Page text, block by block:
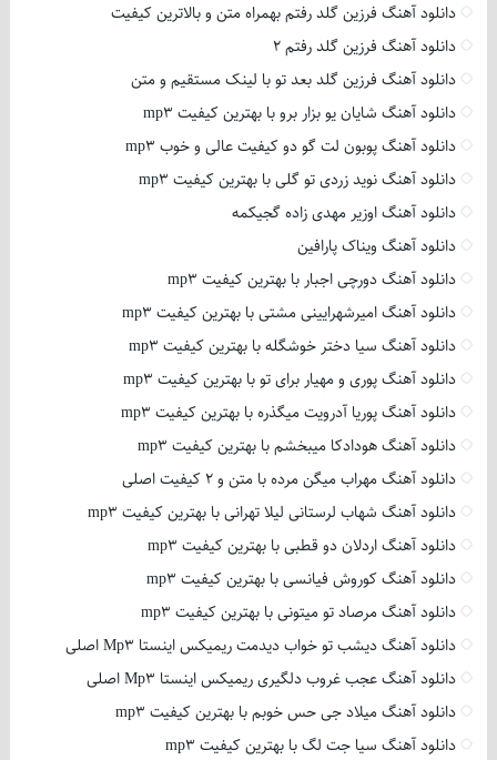
دانلود آهنگ فرزین گلد رفتم بهمراه متن و بالاترین کیفیت
دانلود آهنگ فرزین گلد رفتم 2
دانلود آهنگ فرزین گلد بعد تو با لینک مستقیم و متن
دانلود آهنگ شایان یو بزار برو با بهترین کیفیت mp3
دانلود آهنگ پوبون لت گو دو کیفیت عالی و خوب mp3
دانلود آهنگ نوید زردی تو گلی با بهترین کیفیت mp3
دانلود آهنگ اوزیر مهدی زاده گجیکمه
دانلود آهنگ ویناک پارافین
دانلود آهنگ دورچی اجبار با بهترین کیفیت mp3
دانلود آهنگ امیرشهرایینی مشتی با بهترین کیفیت mp3
دانلود آهنگ سیا دختر خوشگله با بهترین کیفیت mp3
دانلود آهنگ پوری و مهیار برای تو با بهترین کیفیت mp3
دانلود آهنگ پوریا آدرویت میگذره با بهترین کیفیت mp3
دانلود آهنگ هودادکا میبخشم با بهترین کیفیت mp3
دانلود آهنگ مهراب میگن مرده با متن و 2 کیفیت اصلی
دانلود آهنگ شهاب لرستانی لیلا تهرانی با بهترین کیفیت mp3
دانلود آهنگ اردلان دو قطبی با بهترین کیفیت mp3
دانلود آهنگ کوروش فیانسی با بهترین کیفیت mp3
دانلود آهنگ مرصاد تو میتونی با بهترین کیفیت mp3
دانلود آهنگ دیشب تو خواب دیدمت ریمیکس اینستا Mp3 اصلی
دانلود آهنگ عجب غروب دلگیری ریمیکس اینستا Mp3 اصلی
دانلود آهنگ میلاد جی حس خوبم با بهترین کیفیت mp3
دانلود آهنگ سیا جت لگ با بهترین کیفیت mp3